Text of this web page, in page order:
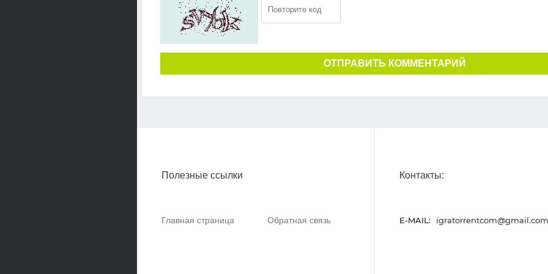
ОТПРАВИТЬ КОММЕНТАРИЙ
Полезные ссылки
Главная страница Обратная связь
Контакты:
E-MAIL: